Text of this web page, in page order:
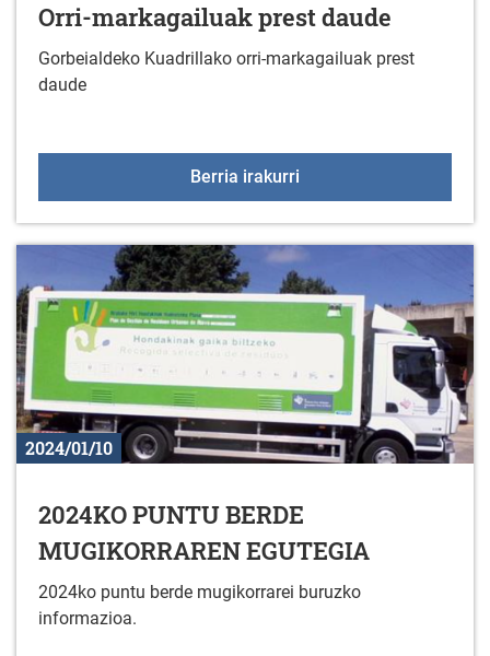
Orri-markagailuak prest daude
Gorbeialdeko Kuadrillako orri-markagailuak prest
daude
Berria irakurri
2024/01/10
2024KO PUNTU BERDE
MUGIKORRAREN EGUTEGIA
2024ko puntu berde mugikorrarei buruzko
informazioa.